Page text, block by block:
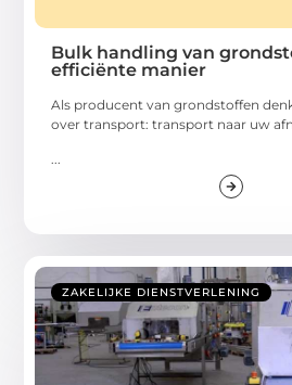
Bulk handling van
efficiënte manier
Als producent van grondstoffen
over transport: transport naar uw
...
ZAKELIJKE DIENSTVERLENING